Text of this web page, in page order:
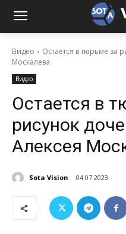
Видео
Остается в тюрьме за
Москалева
Видео
Остается в
рисунок
Алексея
Sota Vision 04.07.2023